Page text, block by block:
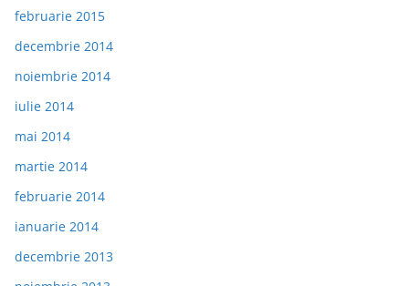
februarie 2015
decembrie 2014
noiembrie 2014
iulie 2014
mai 2014
martie 2014
februarie 2014
ianuarie 2014
decembrie 2013